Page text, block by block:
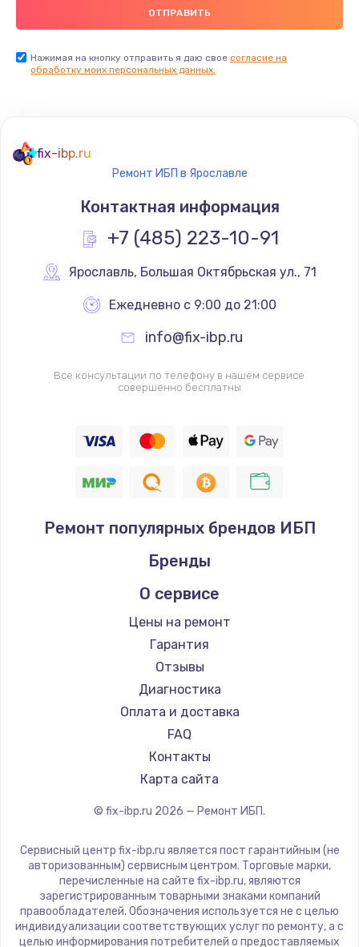
Нажимая на кнопку отправить я даю свое согласие на
обработку моих персональных данных.
fix-ibp.ru
Ремонт ИБП в Ярославле
Контактная информация
+7 (485) 223-10-91
Ярославль, Большая Октябрьская ул., 71
Ежедневно с 9:00 до 21:00
info@fix-ibp.ru
Все консультации по телефону в нашем сервисе
совершенно бесплатны
Ремонт популярных брендов ИБП
Бренды
О сервисе
Цены на ремонт
Гарантия
Отзывы
Диагностика
Оплата и доставка
FAQ
Контакты
Карта сайта
© fix-ibp.ru 2026 — Ремонт ИБП.
Сервисный центр fix-ibp.ru является пост гарантийным (не
авторизованным) сервисным центром. Торговые марки,
перечисленные на сайте fix-ibp.ru, являются
зарегистрированным товарными знаками компаний
правообладателей. Обозначения используется не с целью
индивидуализации соответствующих услуг по ремонту, а с
целью информирования потребителей о предоставляемых